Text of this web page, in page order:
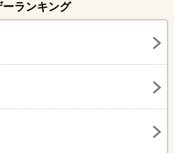
ランキング